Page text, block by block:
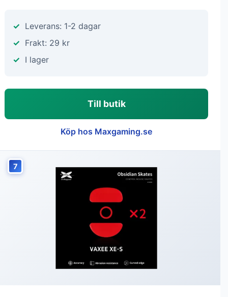
Leverans: 1-2 dagar
Frakt: 29 kr
I lager
Till butik
Köp hos Maxgaming.se
7